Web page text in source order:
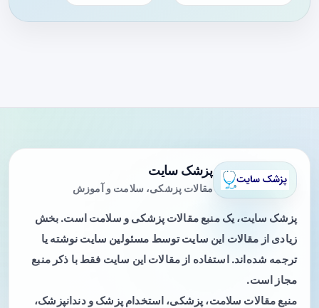
پزشک سایت
مقالات پزشکی، سلامت و آموزش
پزشک سایت، یک منبع مقالات پزشکی و سلامت است. بخش
زیادی از مقالات این سایت توسط مسئولین سایت نوشته یا
ترجمه شده‌اند. استفاده از مقالات این سایت فقط با ذکر منبع
مجاز است.
منبع مقالات سلامت، پزشکی، استخدام پزشک و دندانپزشک،